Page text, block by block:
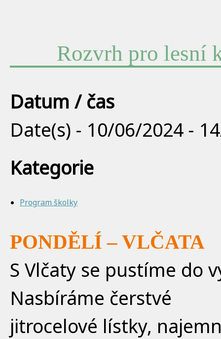
Rozvrh pro lesní
Datum / čas
Date(s) - 10/06/2024 -
Kategorie
Program školky
PONDĚLÍ – VLČATA
S Vlčaty se pustíme do
Nasbíráme čerstvé
jitrocelové lístky,